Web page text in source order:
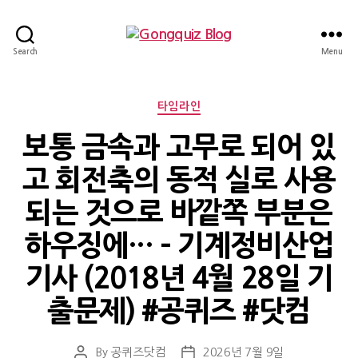
Search Menu
Categories
타임라인
보통 금속과 고무로 되어 있
고 회전축의 동적 실로 사용
되는 것으로 바깥쪽 부분은
하우징에… – 기계정비산업
기사 (2018년 4월 28일 기
출문제) #공퀴즈 #닷컴
PostBy 공퀴즈닷컴
Post2026년 7월 9일